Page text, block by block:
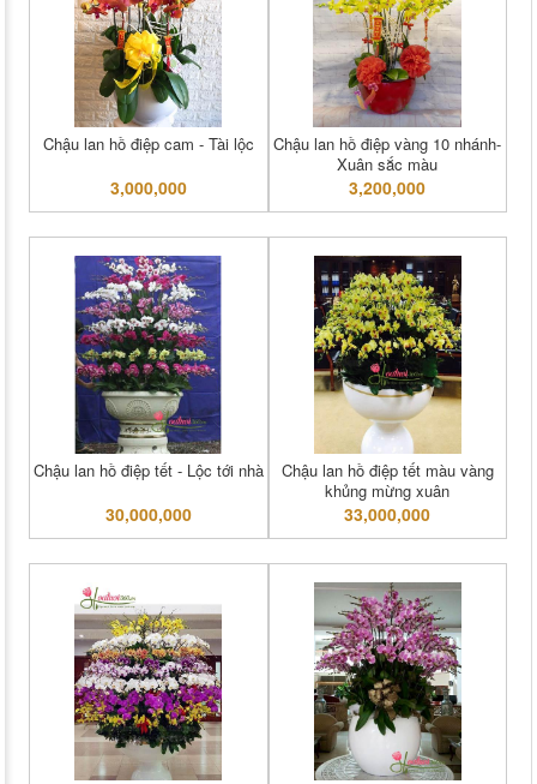
Chậu lan hồ điệp cam - Tài lộc
3,000,000
Chậu lan hồ điệp vàng 10 nhánh-
Xuân sắc màu
3,200,000
Chậu lan hồ điệp tết - Lộc tới nhà
30,000,000
Chậu lan hồ điệp tết màu vàng
khủng mừng xuân
33,000,000